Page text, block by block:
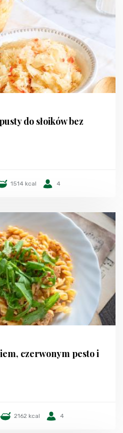
do słoików bez
1514 kcal 4
czerwonym pesto i
2162 kcal 4